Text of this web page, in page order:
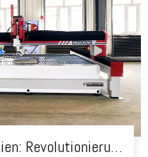
Kopfwasserjets in Kroatien: Revolutionierung der Steinverarbeitung von Brač Marmor zum iStrischen Kalkstein